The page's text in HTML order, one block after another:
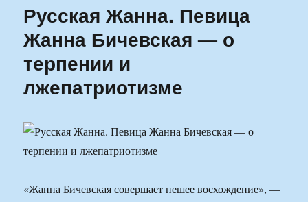
Русская Жанна. Певица
Жанна Бичевская — о
терпении и
лжепатриотизме
«Жанна Бичевская совершает пешее восхождение», —